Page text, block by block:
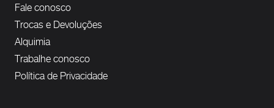
Fale conosco
Trocas e Devoluções
Alquimia
Trabalhe conosco
Política de Privacidade